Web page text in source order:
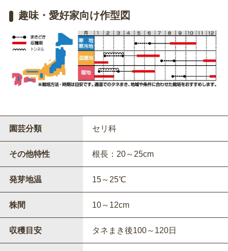
趣味・愛好家向け作型図
園芸分類 セリ科
その他特性 根長：20～25cm
発芽地温 15～25℃
株間 10～12cm
収穫目安 タネまき後100～120日